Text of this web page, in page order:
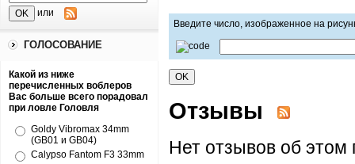
или
ГОЛОСОВАНИЕ
Какой из ниже
перечисленных воблеров
Вас больше всего порадовал
при ловле Головля
Goldy Vibromax 34mm
(GB01 и GB04)
Calypso Fantom F3 33mm
Введите число, изображенное на
Отзывы
Нет отзывов об этом